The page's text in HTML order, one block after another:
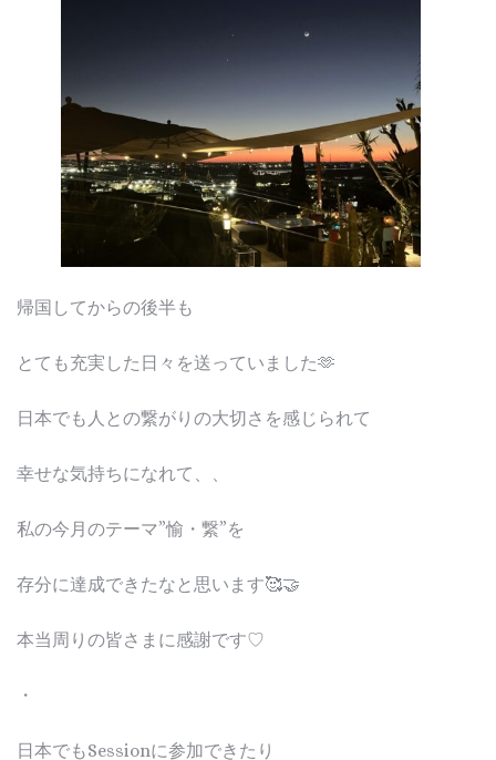
帰国してからの後半も
とても充実した日々を送っていました🫶
日本でも人との繋がりの大切さを感じられて
幸せな気持ちになれて、、
私の今月のテーマ”愉・繋”を
存分に達成できたなと思います🥰🤝
本当周りの皆さまに感謝です♡
・
日本でもSessionに参加できたり